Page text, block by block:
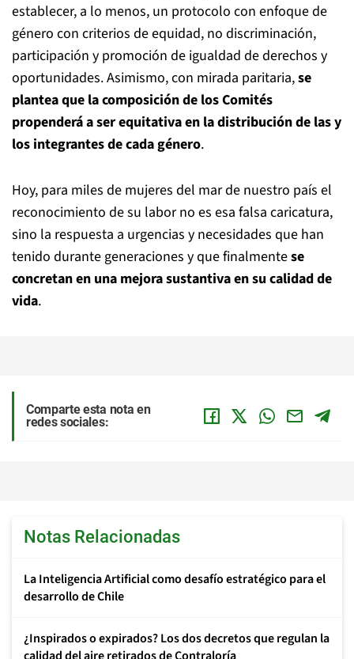
establecer, a lo menos, un protocolo con enfoque de
género con criterios de equidad, no discriminación,
participación y promoción de igualdad de derechos y
oportunidades. Asimismo, con mirada paritaria,se
plantea que la composición de los Comités
propenderá a ser equitativa en la distribución de las y
los integrantes de cada género.
Hoy, para miles de mujeres del mar de nuestro país el
reconocimiento de su labor no es esa falsa caricatura,
sino la respuesta a urgencias y necesidades que han
tenido durante generaciones y que finalmentese
concretan en una mejora sustantiva en su calidad de
vida.
Comparte esta nota en
redes sociales:
Notas Relacionadas
La Inteligencia Artificial como desafío estratégico para el
desarrollo de Chile
¿Inspirados o expirados? Los dos decretos que regulan la